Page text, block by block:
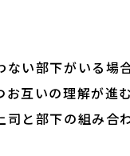
ない部下がいる場
互いの理解が進
と部下の組み合